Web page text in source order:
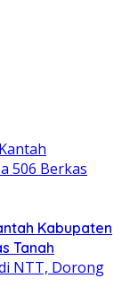
Kabupaten
Tanah